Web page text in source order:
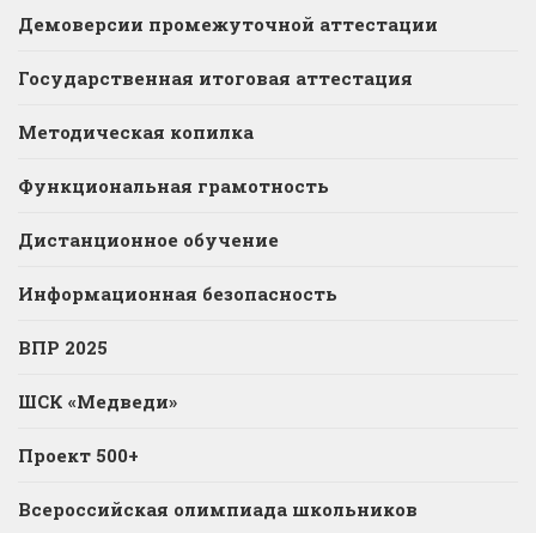
Демоверсии промежуточной аттестации
Государственная итоговая аттестация
Методическая копилка
Функциональная грамотность
Дистанционное обучение
Информационная безопасность
ВПР 2025
ШСК «Медведи»
Проект 500+
Всероссийская олимпиада школьников